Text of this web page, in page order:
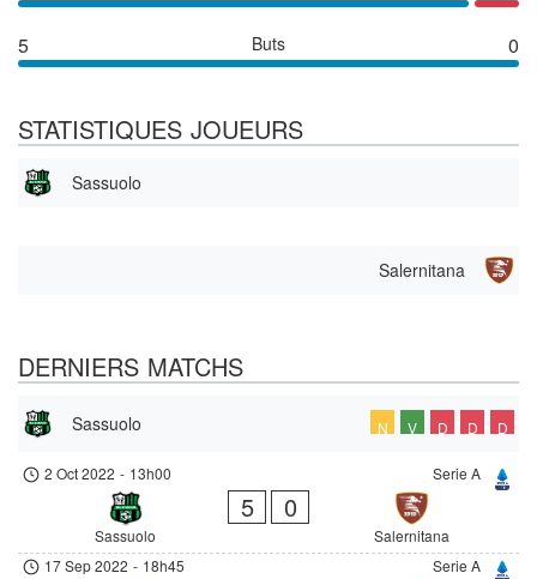
5 Buts 0
STATISTIQUES JOUEURS
Sassuolo
Salernitana
DERNIERS MATCHS
Sassuolo N V D D D
Serie A
2 Oct 2022 - 13h00
Sassuolo
5 0
Salernitana
Serie A
17 Sep 2022 - 18h45